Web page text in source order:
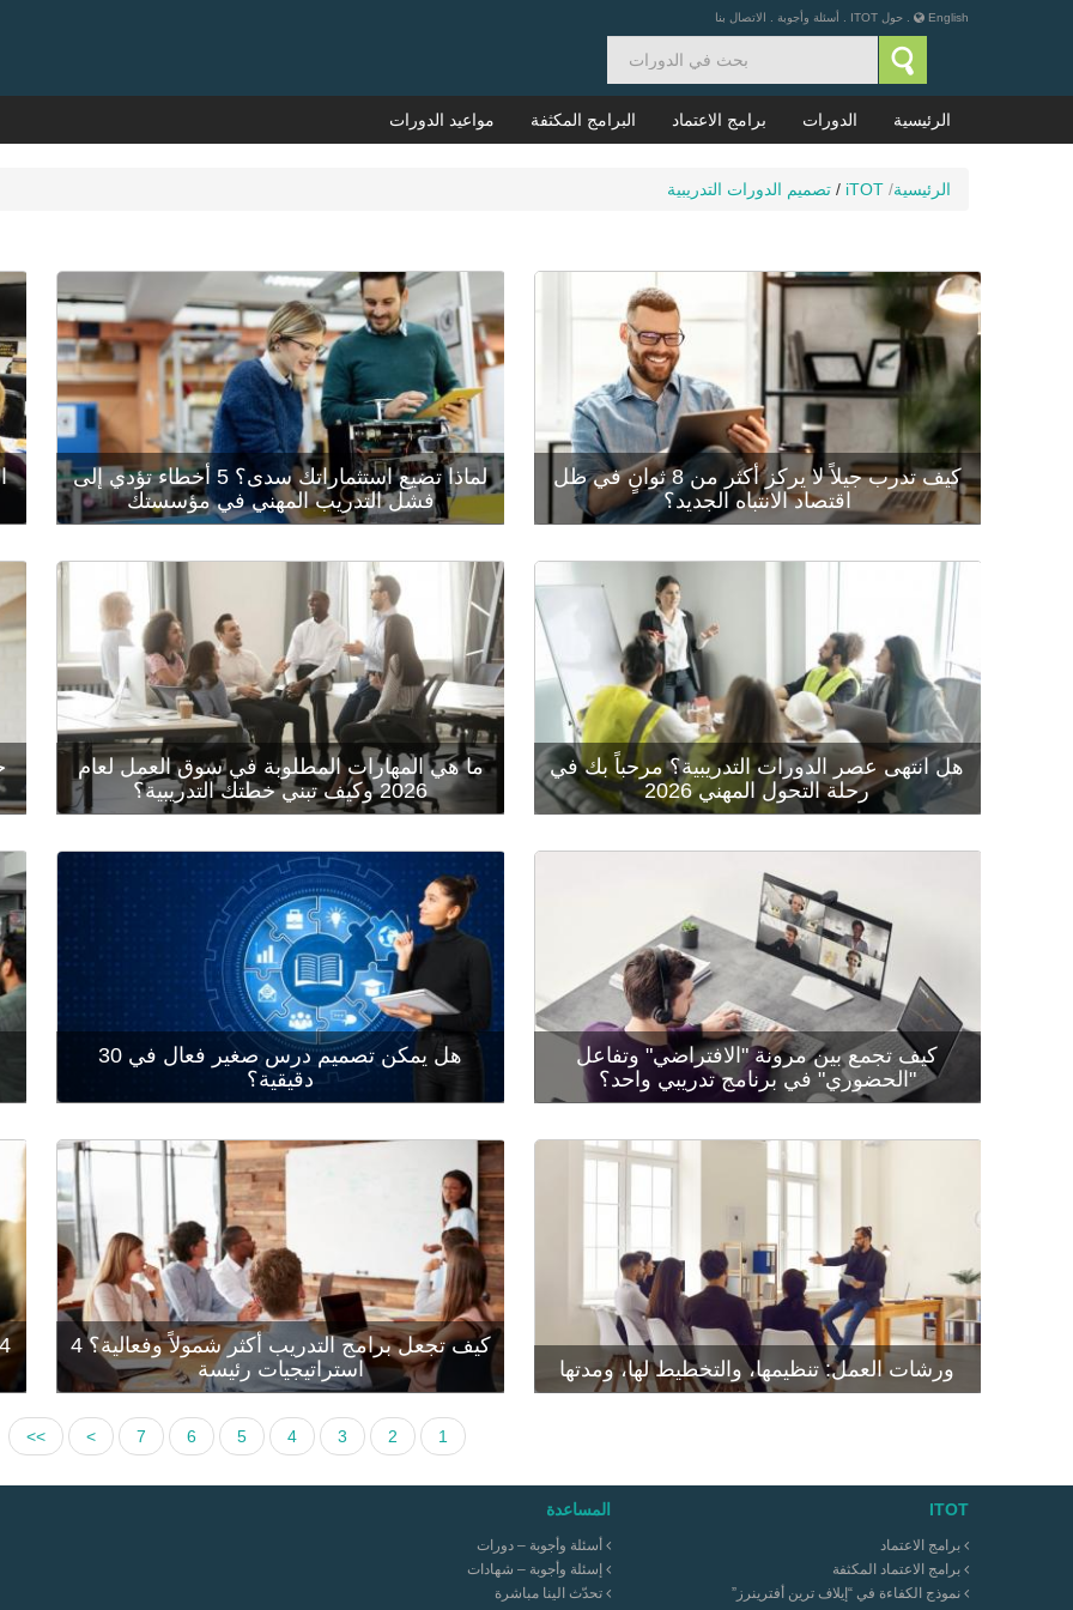
English حول ITOT أسئلة وأجوبة الاتصال بنا
الرئيسية الدورات برامج الاعتماد البرامج المكثفة مواعيد الدورات
الرئيسية/
iTOT
/ تصميم الدورات التدريبية
كيف تدرب جيلاً لا يركز أكثر من 8 ثوانٍ في ظل
اقتصاد الانتباه الجديد؟
تعد إدارة المعرفة وتطوير المهارات في العصر الرقمي
من أعقد التحديات التي تواجه المؤسسات، نتيجة
التغيرات الجذرية في سلوكات المتلقي وتأثره المباشر
بمخرجات اقتصاد الانتباه الجديد. يعيش الموظف اليوم
في دوّ...
قراءة المزيد
لماذا تضيع استثماراتك سدى؟ 5 أخطاء تؤدي إلى
فشل التدريب المهني في مؤسستك
هل انتهى عصر الدورات التدريبية؟ مرحباً بك في
رحلة التحول المهني 2026
نقف اليوم، في منتصف عام 2026، أمام مشهد وظيفي
شديد التعقيد؛ إذ أعاد الذكاء الاصطناعي التوليدي
(Generative AI) تشكيل خارطة الكفاءات البشرية، جاعلاً
من نموذج "التدريب التقليدي المتقطع" إرثاً من الماضي.
...
قراءة المزيد
ما هي المهارات المطلوبة في سوق العمل لعام
2026 وكيف تبني خطتك التدريبية؟
هل
كيف تجمع بين مرونة "الافتراضي" وتفاعل
"الحضوري" في برنامج تدريبي واحد؟
هل تساءلت يوماً كيف يمكن لمؤسستك أن تمنح
المتدربين حرية التعلم من أي مكان دون التضحية بروح
الفريق والتفاعل الحي الذي لا يحدث إلَّا وجهاً لوجه؟ تبرز
المشكلة الحقيقية عندما نجد أنفسنا عالقين بين جمود
ال...
قراءة المزيد
هل يمكن تصميم درس صغير فعال في 30
دقيقية؟
هل
ورشات العمل: تنظيمها، والتخطيط لها، ومدتها
حدِّد المدة المناسبة للجلسات التدريبية لتعزيز جودتها،
فلا تجعلها تمتد لفترات طويلة، فتؤدي إلى الشعور
بالإرهاق وانخفاض التفاعل، وبالتالي عدم القدرة على
الاحتفاظ بالمعلومات؛ ولا لفترات قصيرة، فلا يجد ال...
قراءة المزيد
كيف تجعل برامج التدريب أكثر شمولاً وفعالية؟ 4
استراتيجيات رئيسة
1
2
3
4
5
6
7
>
>>
ITOT
برامج الاعتماد
برامج الاعتماد المكثفة
نموذج الكفاءة في “إيلاف ترين أفترينرز”
المساعدة
أسئلة وأجوبة – دورات
إسئلة وأجوبة – شهادات
تحدّث الينا مباشرة